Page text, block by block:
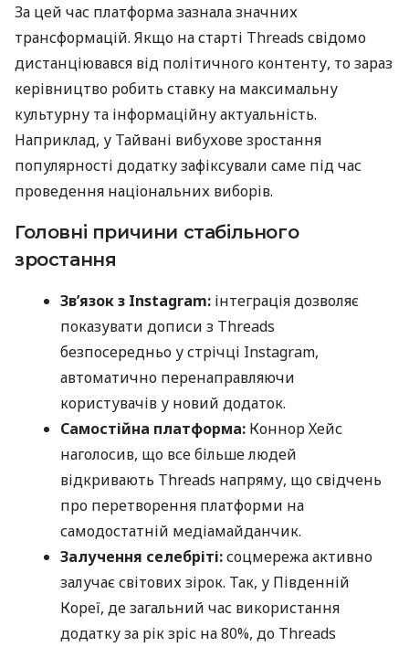
За цей час платформа зазнала значних
трансформацій. Якщо на старті Threads свідомо
дистанціювався від політичного контенту, то зараз
керівництво робить ставку на максимальну
культурну та інформаційну актуальність.
Наприклад, у Тайвані вибухове зростання
популярності додатку зафіксували саме під час
проведення національних виборів.
Головні причини стабільного
зростання
Зв’язок з Instagram: інтеграція дозволяє
показувати дописи з Threads
безпосередньо у стрічці Instagram,
автоматично перенаправляючи
користувачів у новий додаток.
Самостійна платформа: Коннор Хейс
наголосив, що все більше людей
відкривають Threads напряму, що свідчень
про перетворення платформи на
самодостатній медіамайданчик.
Залучення селебріті:соцмережа активно
залучає світових зірок. Так, у Південній
Кореї, де загальний час використання
додатку за рік зріс на 80%, до Threads